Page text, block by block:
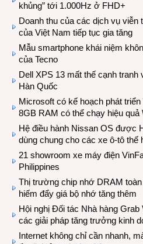
khủng” tới 1.000Hz ở FHD+
Doanh thu của các dịch vụ viễn
của Việt Nam tiếp tục gia tăng
Mẫu smartphone khái niệm
của Tecno
Dell XPS 13 mất thế cạnh
Hàn Quốc
Microsoft có kế hoạch phát
8GB RAM có thể chạy hiệu quả
Hệ điều hành Nissan OS được
dùng chung cho các xe ô-tô thế
21 showroom xe máy điện
Philippines
Thị trường chip nhớ DRAM
hiếm đẩy giá bộ nhớ tăng thêm
Hội nghị Đối tác Nhà hàng
các giải pháp tăng trưởng kinh
Internet không chỉ cần nhanh,